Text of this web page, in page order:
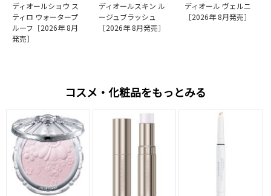
ディオールショウ ス
ティロ ウォータープ
ルーフ［2026年 8月
発売］
ディオールスキン ル
ージュブラッシュ
［2026年 8月発売］
ディオール ヴェルニ
［2026年 8月発売］
コスメ・化粧品をもっとみる